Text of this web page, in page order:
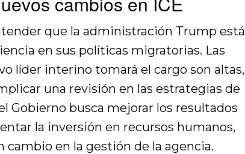
que la administración Trump está
en sus políticas migratorias. Las
líder interino tomará el cargo son altas,
una revisión en las estrategias de
Gobierno busca mejorar los resultados
la inversión en recursos humanos,
cambio en la gestión de la agencia.